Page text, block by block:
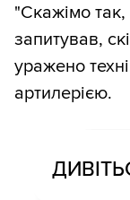
"Скажімо
запитував,
уражено
артилерією.